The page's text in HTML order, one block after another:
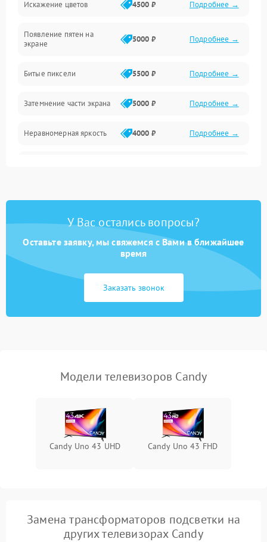
Звук и аудиосистема
Сигнал и приём каналов
Механические повреждения
Программное обеспечение
Сеть и подключения
Аудио
Сетевая
Искажение цветов 4500 ₽ Подробнее →
Появление пятен на
экране
5000 ₽ Подробнее →
Битые пиксели 5500 ₽ Подробнее →
Затемнение части экрана 5000 ₽ Подробнее →
Неравномерная яркость 4000 ₽ Подробнее →
У Вас остались вопросы?
Оставьте заявку, мы свяжемся с Вами в ближайшее
время
Заказать звонок
Модели телевизоров Candy
Candy Uno 43 UHD Candy Uno 43 FHD
Замена трансформаторов подсветки на
других телевизорах Candy